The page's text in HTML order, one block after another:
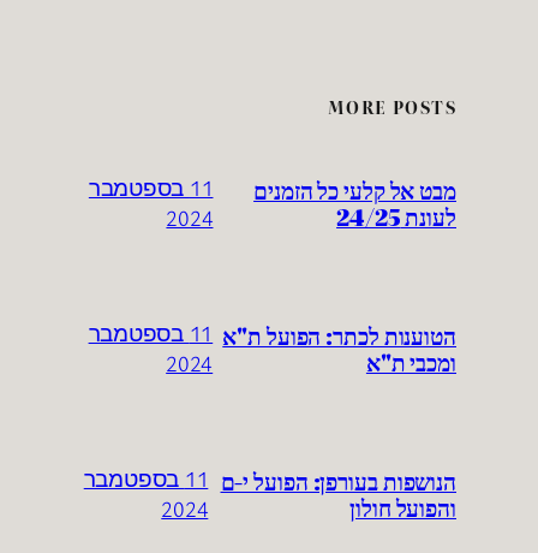
MORE POSTS
מבט אל קלעי כל הזמנים
לעונת 24/25
11 בספטמבר
2024
הטוענות לכתר: הפועל ת"א
ומכבי ת"א
11 בספטמבר
2024
הנושפות בעורפן: הפועל י-ם
והפועל חולון
11 בספטמבר
2024